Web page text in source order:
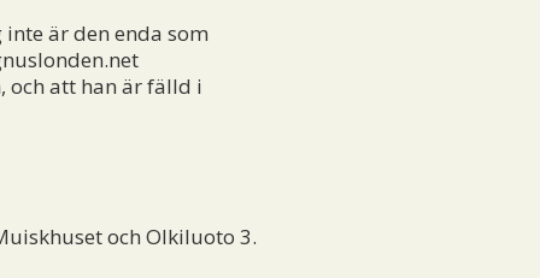
är den enda som
och att han är fälld i
och Olkiluoto 3.